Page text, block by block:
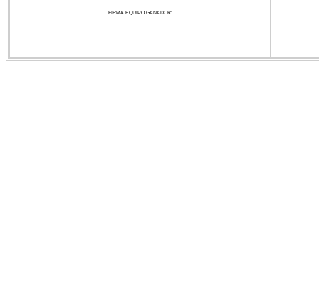
FIRMA EQUIPO GANADOR: